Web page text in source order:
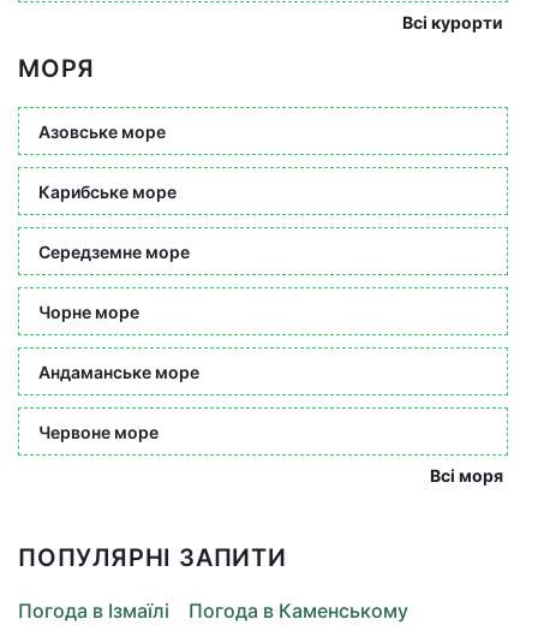
Всі курорти
МОРЯ
Азовське море
Карибське море
Середземне море
Чорне море
Андаманське море
Червоне море
Всі моря
ПОПУЛЯРНІ ЗАПИТИ
Погода в Ізмаїлі
Погода в Каменському